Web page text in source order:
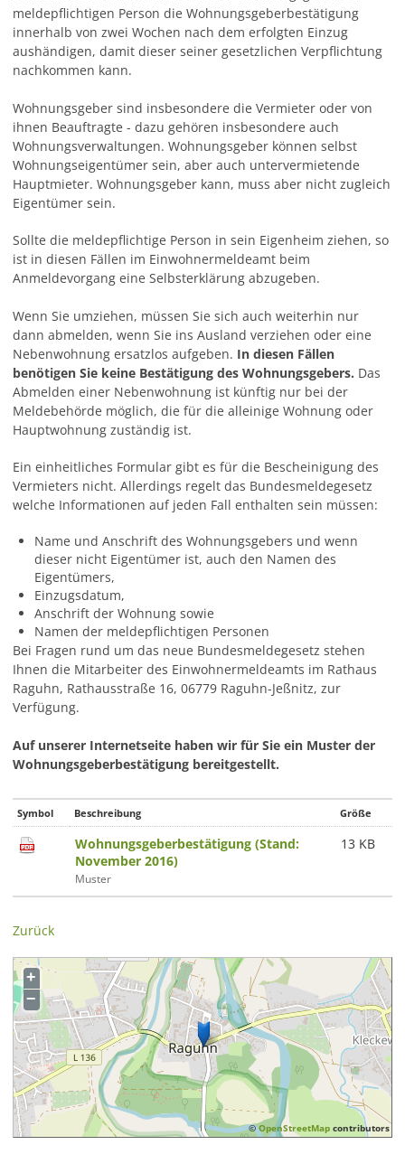
meldepflichtigen Person die Wohnungsgeberbestätigung
innerhalb von zwei Wochen nach dem erfolgten Einzug
aushändigen, damit dieser seiner gesetzlichen Verpflichtung
nachkommen kann.
Wohnungsgeber sind insbesondere die Vermieter oder von
ihnen Beauftragte - dazu gehören insbesondere auch
Wohnungsverwaltungen. Wohnungsgeber können selbst
Wohnungseigentümer sein, aber auch untervermietende
Hauptmieter. Wohnungsgeber kann, muss aber nicht zugleich
Eigentümer sein.
Sollte die meldepflichtige Person in sein Eigenheim ziehen, so
ist in diesen Fällen im Einwohnermeldeamt beim
Anmeldevorgang eine Selbsterklärung abzugeben.
Wenn Sie umziehen, müssen Sie sich auch weiterhin nur
dann abmelden, wenn Sie ins Ausland verziehen oder eine
Nebenwohnung ersatzlos aufgeben. In diesen Fällen
benötigen Sie keine Bestätigung des Wohnungsgebers. Das
Abmelden einer Nebenwohnung ist künftig nur bei der
Meldebehörde möglich, die für die alleinige Wohnung oder
Hauptwohnung zuständig ist.
Ein einheitliches Formular gibt es für die Bescheinigung des
Vermieters nicht. Allerdings regelt das Bundesmeldegesetz
welche Informationen auf jeden Fall enthalten sein müssen:
Name und Anschrift des Wohnungsgebers und wenn
dieser nicht Eigentümer ist, auch den Namen des
Eigentümers,
Einzugsdatum,
Anschrift der Wohnung sowie
Namen der meldepflichtigen Personen
Bei Fragen rund um das neue Bundesmeldegesetz stehen
Ihnen die Mitarbeiter des Einwohnermeldeamts im Rathaus
Raguhn, Rathausstraße 16, 06779 Raguhn-Jeßnitz, zur
Verfügung.
Auf unserer Internetseite haben wir für Sie ein Muster der
Wohnungsgeberbestätigung bereitgestellt.
Symbol Beschreibung Größe
Wohnungsgeberbestätigung (Stand:
November 2016)
Muster
13 KB
Zurück
+
−
©OpenStreetMap contributors